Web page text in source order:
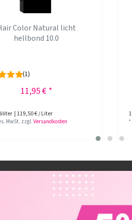
Color Natural licht
hellbond 10.0
(1)
11,95 € *
| 119,50 € / Liter
MwSt. zzgl.Versandkosten
1
*